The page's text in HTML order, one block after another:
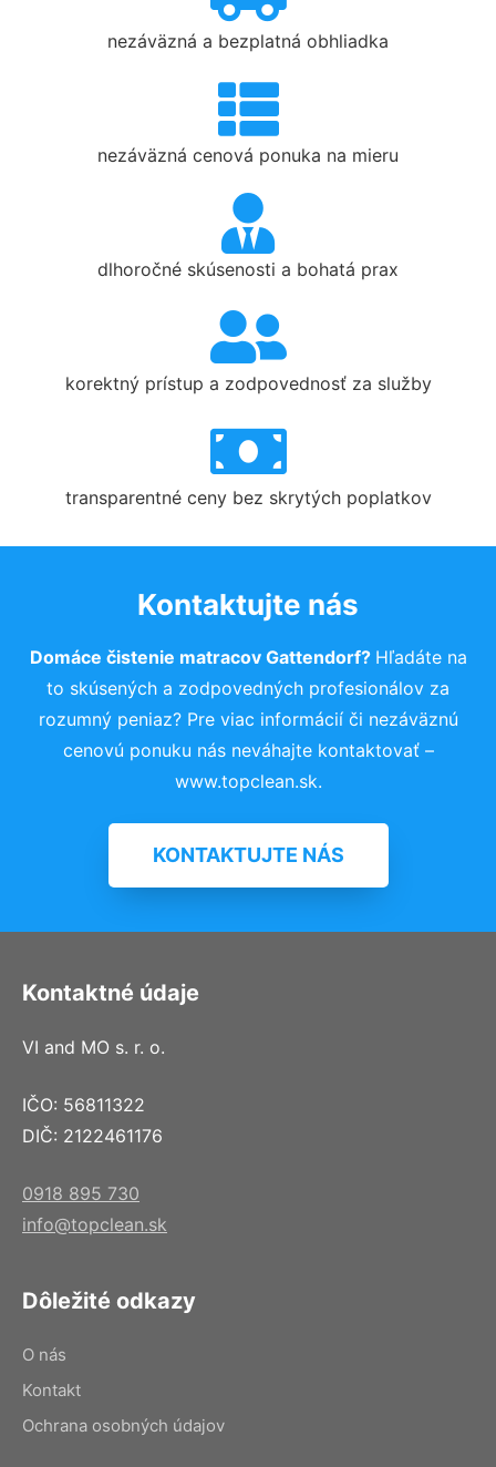
nezáväzná a bezplatná obhliadka
nezáväzná cenová ponuka na mieru
dlhoročné skúsenosti a bohatá prax
korektný prístup a zodpovednosť za služby
transparentné ceny bez skrytých poplatkov
Kontaktujte nás
Domáce čistenie matracov Gattendorf? Hľadáte na
to skúsených a zodpovedných profesionálov za
rozumný peniaz? Pre viac informácií či nezáväznú
cenovú ponuku nás neváhajte kontaktovať –
www.topclean.sk.
KONTAKTUJTE NÁS
Kontaktné údaje
VI and MO s. r. o.
IČO: 56811322
DIČ: 2122461176
0918 895 730
info@topclean.sk
Dôležité odkazy
O nás
Kontakt
Ochrana osobných údajov